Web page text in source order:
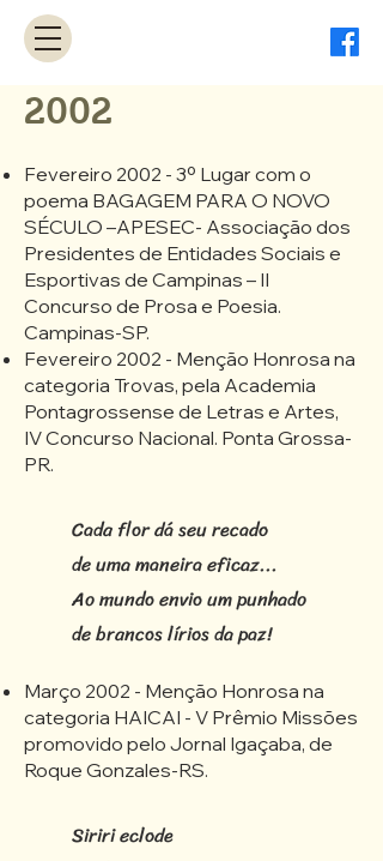
2002
Fevereiro 2002 - 3º Lugar com o
poema BAGAGEM PARA O NOVO
SÉCULO –APESEC- Associação dos
Presidentes de Entidades Sociais e
Esportivas de Campinas – II
Concurso de Prosa e Poesia.
Campinas-SP.
Fevereiro 2002 - Menção Honrosa na
categoria Trovas, pela Academia
Pontagrossense de Letras e Artes,
IV Concurso Nacional. Ponta Grossa-
PR.
Cada flor dá seu recado
de uma maneira eficaz...
Ao mundo envio um punhado
de brancos lírios da paz!
Março 2002 - Menção Honrosa na
categoria HAICAI - V Prêmio Missões
promovido pelo Jornal Igaçaba, de
Roque Gonzales-RS.
Siriri eclode